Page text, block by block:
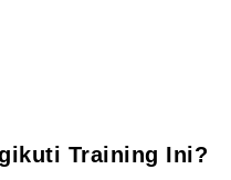
Training Ini?